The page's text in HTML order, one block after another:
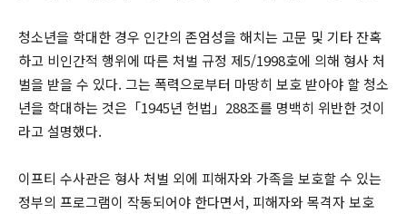
청소년을 학대한 경우 인간의 존엄성을 해치는 고문 및 기타 잔혹
하고 비인간적 행위에 따른 처벌 규정 제5/1998호에 의해 형사 처
벌을 받을 수 있다. 그는 폭력으로부터 마땅히 보호 받아야 할 청소
년을 학대하는 것은「1945년 헌법」288조를 명백히 위반한 것이
라고 설명했다.
이프티 수사관은 형사 처벌 외에 피해자와 가족을 보호할 수 있는
정부의 프로그램이 작동되어야 한다면서, 피해자와 목격자 보호